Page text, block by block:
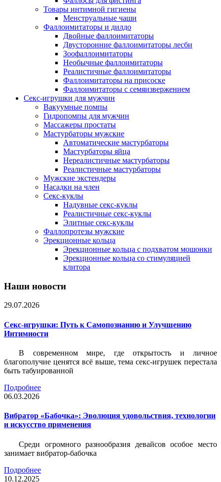
Товары интимной гигиены
Менструальные чаши
Фаллоимитаторы и дилдо
Двойные фаллоимитаторы
Двусторонние фаллоимитаторы лесби
Зоофаллоимитаторы
Необычные фаллоимитаторы
Реалистичные фаллоимитаторы
Фаллоимитаторы на присоске
Фаллоимитаторы с семяизвержением
Секс-игрушки для мужчин
Вакуумные помпы
Гидропомпы для мужчин
Массажеры простаты
Мастурбаторы мужские
Автоматические мастурбаторы
Мастурбаторы яйца
Нереалистичные мастурбаторы
Реалистичные мастурбаторы
Мужские экстендеры
Насадки на член
Секс-куклы
Надувные секс-куклы
Реалистичные секс-куклы
Элитные секс-куклы
Фаллопротезы мужские
Эрекционные кольца
Эрекционные кольца с подхватом мошонки
Эрекционные кольца со стимуляцией
клитора
Наши новости
29.07.2026
Секс-игрушки: Путь к Самопознанию и Улучшению
Интимности
В современном мире, где открытость и личное
благополучие ценятся всё выше, тема секс-игрушек перестала
быть табуированной
Подробнее
06.03.2026
Вибратор «Бабочка»: Эволюция удовольствия, технологии
и искусство применения
Среди огромного разнообразия девайсов особое место
занимает вибратор-бабочка
Подробнее
10.12.2025